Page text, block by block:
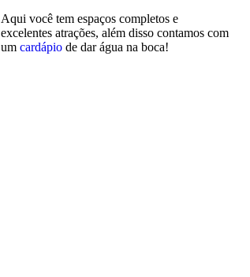
Aqui você tem espaços completos e
excelentes atrações, além disso contamos com
um cardápiode dar água na boca!